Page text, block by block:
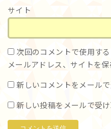
サイト
次回のコメントで使用す
メールアドレス、サイトを保
新しいコメントをメールで
新しい投稿をメールで受け